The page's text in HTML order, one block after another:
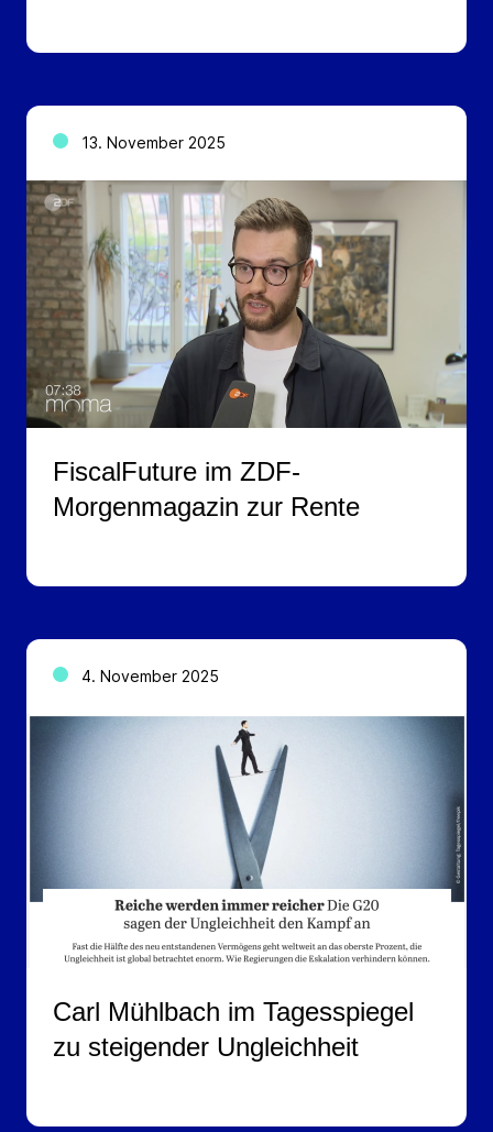
13. November 2025
FiscalFuture im ZDF-
Morgenmagazin zur Rente
4. November 2025
Carl Mühlbach im Tagesspiegel
zu steigender Ungleichheit